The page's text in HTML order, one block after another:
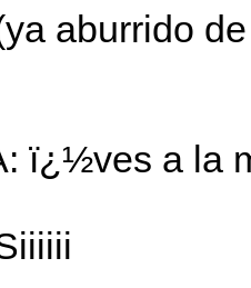
aburrido
ï¿½ves a la